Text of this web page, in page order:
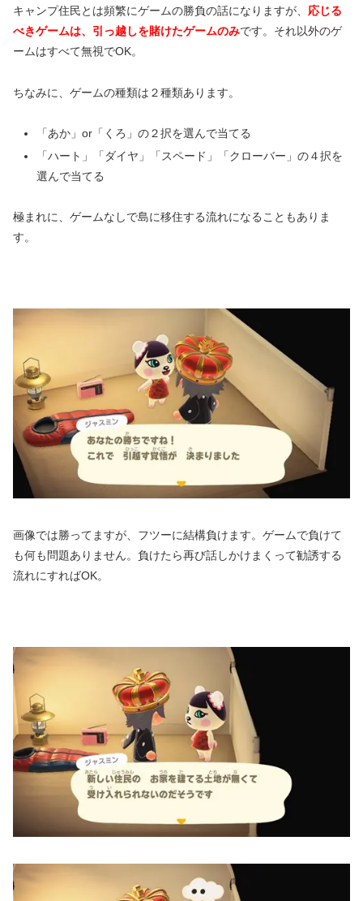
キャンプ住民とは頻繁にゲームの勝負の話になりますが、 応じる
べきゲームは、引っ越しを賭けたゲームのみです。それ以外のゲ
ームはすべて無視でOK。
ちなみに、ゲームの種類は２種類あります。
「あか」or「くろ」の２択を選んで当てる
「ハート」「ダイヤ」「スペード」「クローバー」の４択を
選んで当てる
極まれに、ゲームなしで島に移住する流れになることもありま
す。
画像では勝ってますが、フツーに結構負けます。ゲームで負けて
も何も問題ありません。負けたら再び話しかけまくって勧誘する
流れにすればOK。